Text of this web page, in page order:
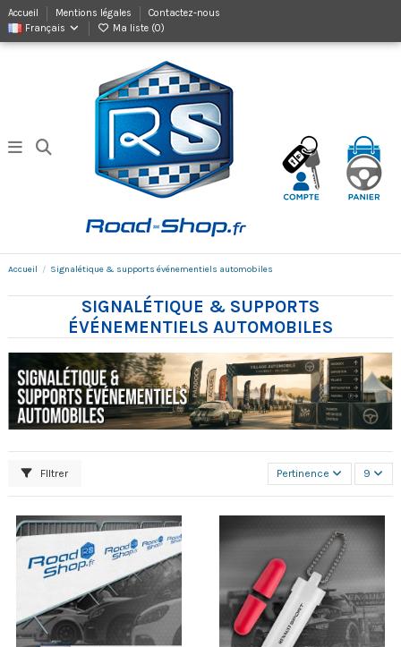
Accueil Mentions légales
Contactez-nous
Français
Ma liste (0)
Accueil Signalétique & supports événementiels automobiles
SIGNALÉTIQUE & SUPPORTS
ÉVÉNEMENTIELS AUTOMOBILES
FIltrer Pertinence 9